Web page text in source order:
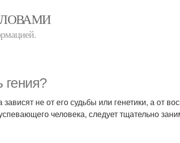
гения?
не от его судьбы или генетики, а от
человека, следует тщательно